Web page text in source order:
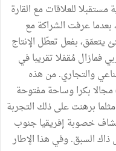
للعلاقات مع القارة
بعدما عرفت الشراكة مع
يتعمّق، بفعل تعطّل الإنتاج
فمازال مُقفلا تقريبا في
والتجاري. من هذه
مجالا بكرا وساحة مفتوحة
برهنت على ذلك التجربة
خصوبة إفريقيا جنوب
السبق. وفي هذا الإطار